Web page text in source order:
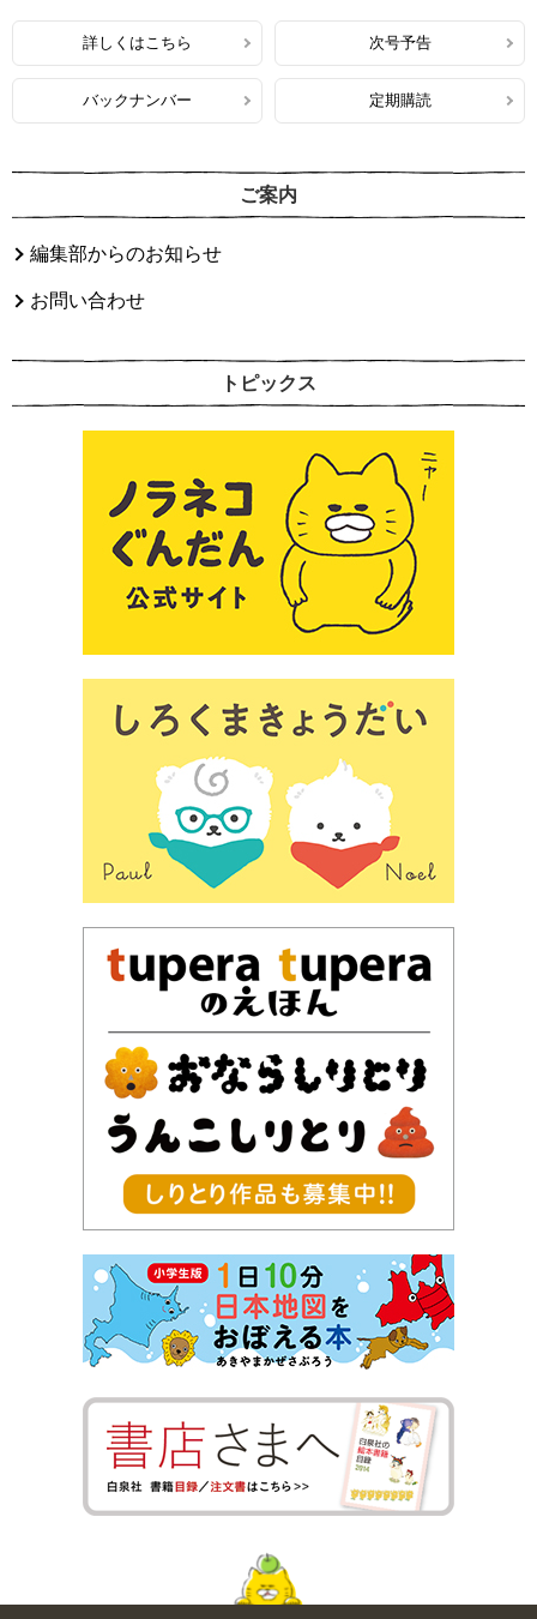
詳しくはこちら 次号予告
バックナンバー 定期購読
ご案内
編集部からのお知らせ
お問い合わせ
トピックス